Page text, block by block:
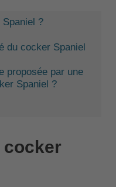
?
du cocker Spaniel
proposée par une
Spaniel ?
cocker